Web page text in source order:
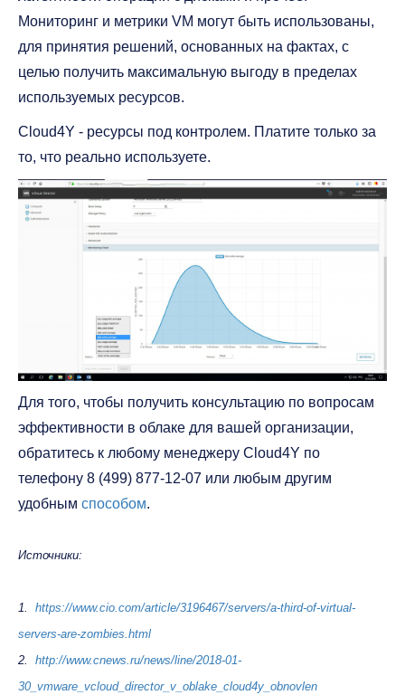
Мониторинг и метрики VM могут быть использованы,
для принятия решений, основанных на фактах, с
целью получить максимальную выгоду в пределах
используемых ресурсов.
Cloud4Y - ресурсы под контролем. Платите только за
то, что реально используете.
Для того, чтобы получить консультацию по вопросам
эффективности в облаке для вашей организации,
обратитесь к любому менеджеру Cloud4Y по
телефону 8 (499) 877-12-07 или любым другим
удобным способом.
Источники:
1.
https://www.cio.com/article/3196467/servers/a-third-of-virtual-
servers-are-zombies.html
2.
http://www.cnews.ru/news/line/2018-01-
30_vmware_vcloud_director_v_oblake_cloud4y_obnovlen